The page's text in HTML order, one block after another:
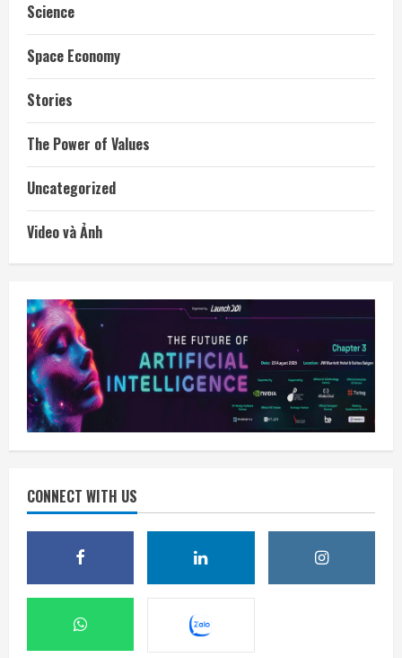
Science
Space Economy
Stories
The Power of Values
Uncategorized
Video và Ảnh
CONNECT WITH US